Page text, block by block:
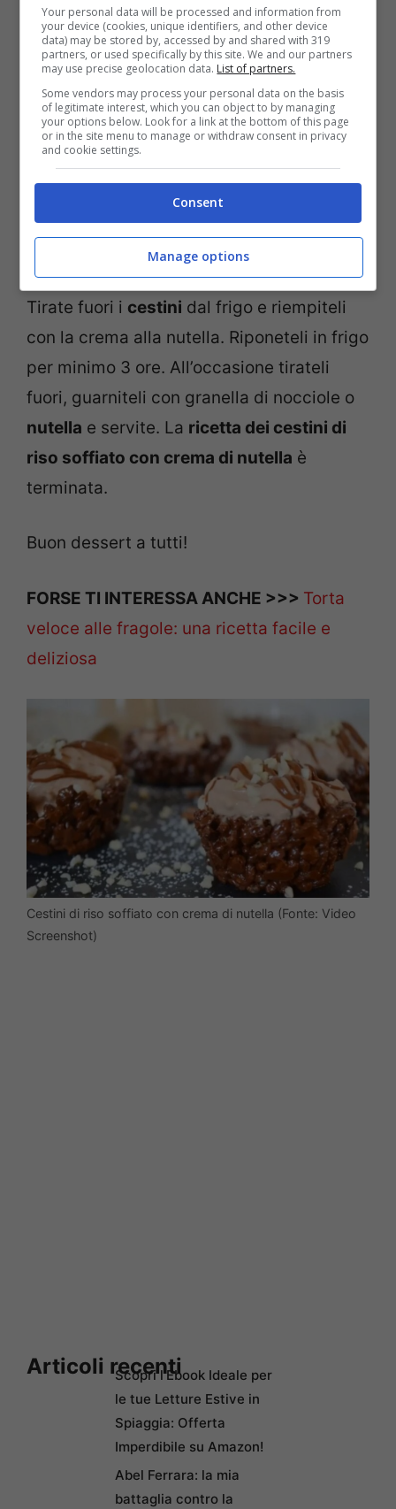
Montate la panna con le fruste elettriche e
lasciatela da parte. Oralavorate il
mascarpone con lo zucchero a velo
sempre con la frusta.Inserite la nutellaed
appena si è amalgamata, posate le fruste
elettriche ed inserite la panna montata
mescolando con una spatola da cucina.
Tirate fuori i cestini dal frigo e riempiteli
con la crema alla nutella. Riponeteli in frigo
per minimo 3 ore. All’occasione tirateli
fuori, guarniteli con granella di nocciole o
nutella e servite. La ricetta dei cestini di
riso soffiato con crema di nutella è
terminata.
Buon dessert a tutti!
FORSE TI INTERESSA ANCHE >>> Torta
veloce alle fragole: una ricetta facile e
deliziosa
Cestini di riso soffiato con crema di nutella (Fonte: Video
Screenshot)
Articoli recentiScopri l’Ebook Ideale per
le tue Letture Estive in
Spiaggia: Offerta
Imperdibile su Amazon!
Abel Ferrara: la mia
battaglia contro la
Your personal data will be processed and information from
your device (cookies, unique identifiers, and other device
data) may be stored by, accessed by and shared with 319
partners, or used specifically by this site. We and our partners
may use precise geolocation data. List of partners.
Some vendors may process your personal data on the basis
of legitimate interest, which you can object to by managing
your options below. Look for a link at the bottom of this page
or in the site menu to manage or withdraw consent in privacy
and cookie settings.
Consent
Manage options